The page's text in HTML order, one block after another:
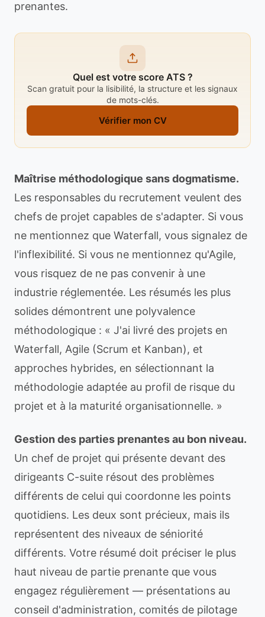
prenantes.
Quel est votre score ATS ?
Scan gratuit pour la lisibilité, la structure et les signaux
de mots-clés.
Vérifier mon CV
Maîtrise méthodologique sans dogmatisme.
Les responsables du recrutement veulent des
chefs de projet capables de s'adapter. Si vous
ne mentionnez que Waterfall, vous signalez de
l'inflexibilité. Si vous ne mentionnez qu'Agile,
vous risquez de ne pas convenir à une
industrie réglementée. Les résumés les plus
solides démontrent une polyvalence
méthodologique : « J'ai livré des projets en
Waterfall, Agile (Scrum et Kanban), et
approches hybrides, en sélectionnant la
méthodologie adaptée au profil de risque du
projet et à la maturité organisationnelle. »
Gestion des parties prenantes au bon niveau.
Un chef de projet qui présente devant des
dirigeants C-suite résout des problèmes
différents de celui qui coordonne les points
quotidiens. Les deux sont précieux, mais ils
représentent des niveaux de séniorité
différents. Votre résumé doit préciser le plus
haut niveau de partie prenante que vous
engagez régulièrement — présentations au
conseil d'administration, comités de pilotage